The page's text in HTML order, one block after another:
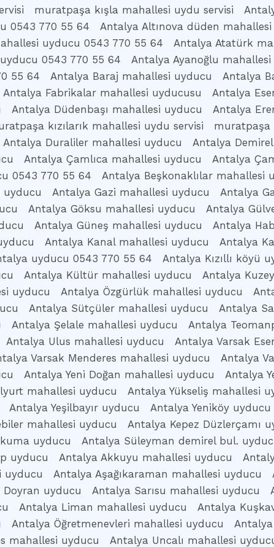
muratpaşa kışla mahallesi uydu servisi
0543 770 55 64
Antalya Altınova düden
uyducu 0543 770 55 64
Antalya Atatürk
0543 770 55 64
Antalya Ayanoğlu
55 64
Antalya Baraj mahallesi uyducu
Antalya
Antalya Fabrikalar mahallesi uyducusu
Antalya
Antalya Düdenbaşı mahallesi uyducu
Antalya
kızılarık mahallesi uydu servisi
muratpaşa
Antalya Duraliler mahallesi uyducu
Antalya
Antalya Çamlıca mahallesi uyducu
Antalya
0543 770 55 64
Antalya Beşkonaklılar mahallesi
uyducu
Antalya Gazi mahallesi uyducu
Antalya
Antalya Göksu mahallesi uyducu
Antalya
Antalya Güneş mahallesi uyducu
Antalya
Antalya Kanal mahallesi uyducu
Antalya
uyducu 0543 770 55 64 Antalya Kızıllı köyü
Antalya Kültür mahallesi uyducu
Antalya
uyducu
Antalya Özgürlük mahallesi uyducu
Antalya Sütçüler mahallesi uyducu
Antalya
Antalya Şelale mahallesi uyducu
Antalya
Antalya Ulus mahallesi uyducu
Antalya Varsak
Varsak Menderes mahallesi uyducu
Antalya
Antalya Yeni Doğan mahallesi uyducu
Antalya
mahallesi uyducu Antalya Yükseliş mahallesi
Antalya Yeşilbayır uyducu Antalya Yeniköy uyducu
mahallesi uyducu Antalya Kepez Düzlerçamı
uyducu Antalya Süleyman demirel bul.
uyducu Antalya Akkuyu mahallesi uyducu
uyducu
Antalya Aşağıkaraman mahallesi uyducu
Doyran uyducu Antalya Sarısu mahallesi uyducu
Antalya Liman mahallesi uyducu
Antalya
Antalya Öğretmenevleri mahallesi uyducu
mahallesi uyducu Antalya Uncalı mahallesi